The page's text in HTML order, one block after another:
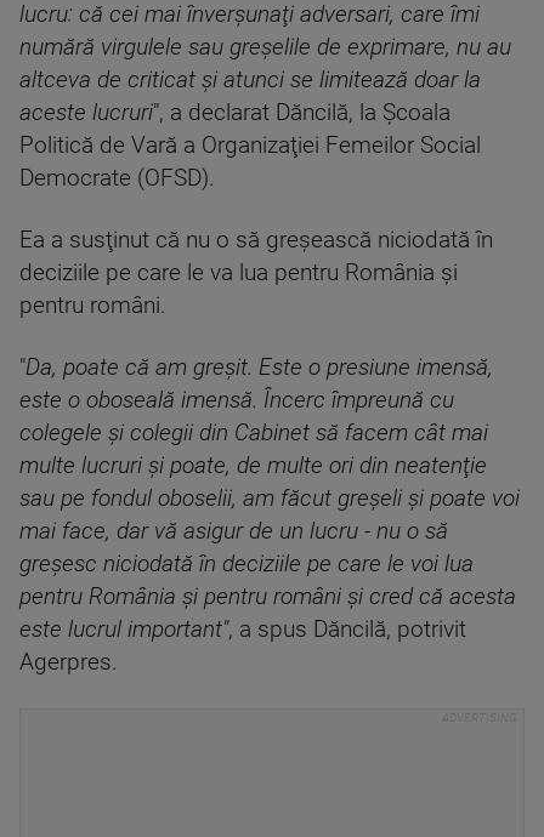
lucru: că cei mai înverşunaţi adversari, care îmi
numără virgulele sau greşelile de exprimare, nu au
altceva de criticat şi atunci se limitează doar la
aceste lucruri", a declarat Dăncilă, la Şcoala
Politică de Vară a Organizaţiei Femeilor Social
Democrate (OFSD).
Ea a susţinut că nu o să greşească niciodată în
deciziile pe care le va lua pentru România şi
pentru români.
"Da, poate că am greşit. Este o presiune imensă,
este o oboseală imensă. Încerc împreună cu
colegele şi colegii din Cabinet să facem cât mai
multe lucruri şi poate, de multe ori din neatenţie
sau pe fondul oboselii, am făcut greşeli şi poate voi
mai face, dar vă asigur de un lucru - nu o să
greşesc niciodată în deciziile pe care le voi lua
pentru România şi pentru români şi cred că acesta
este lucrul important", a spus Dăncilă, potrivit
Agerpres.